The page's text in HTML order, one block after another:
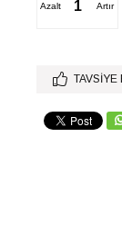
Artır
Azalt
TAVSIYE